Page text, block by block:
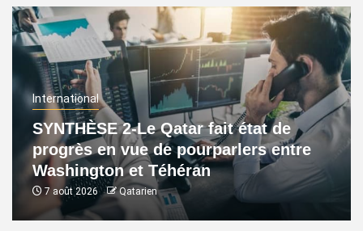
International
SYNTHÈSE 2-Le Qatar fait état de
progrès en vue de pourparlers entre
Washington et Téhéran
7 août 2026 Qatarien